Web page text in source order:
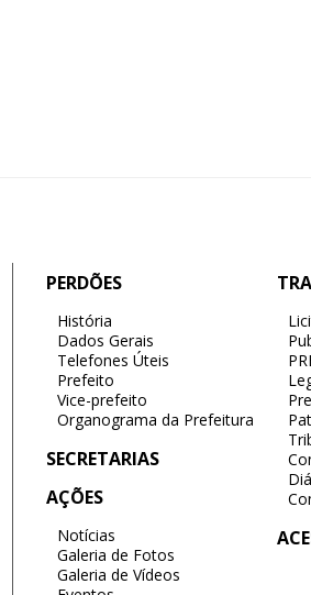
PERDÕES
História
Dados Gerais
Telefones Úteis
Prefeito
Vice-prefeito
Organograma da Prefeitura
SECRETARIAS
AÇÕES
Notícias
Galeria de Fotos
Galeria de Vídeos